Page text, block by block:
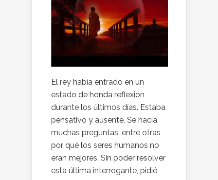
El rey había entrado en un
estado de honda reflexión
durante los últimos días. Estaba
pensativo y ausente. Se hacía
muchas preguntas, entre otras
por qué los seres humanos no
eran mejores. Sin poder resolver
esta última interrogante, pidió